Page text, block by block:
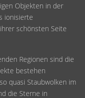
Objekten in der
ionisierte
schönsten Seite
Regionen sind die
bestehen
quasi Staubwolken im
die Sterne in